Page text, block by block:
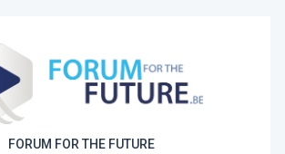
FORUM FOR THE FUTURE